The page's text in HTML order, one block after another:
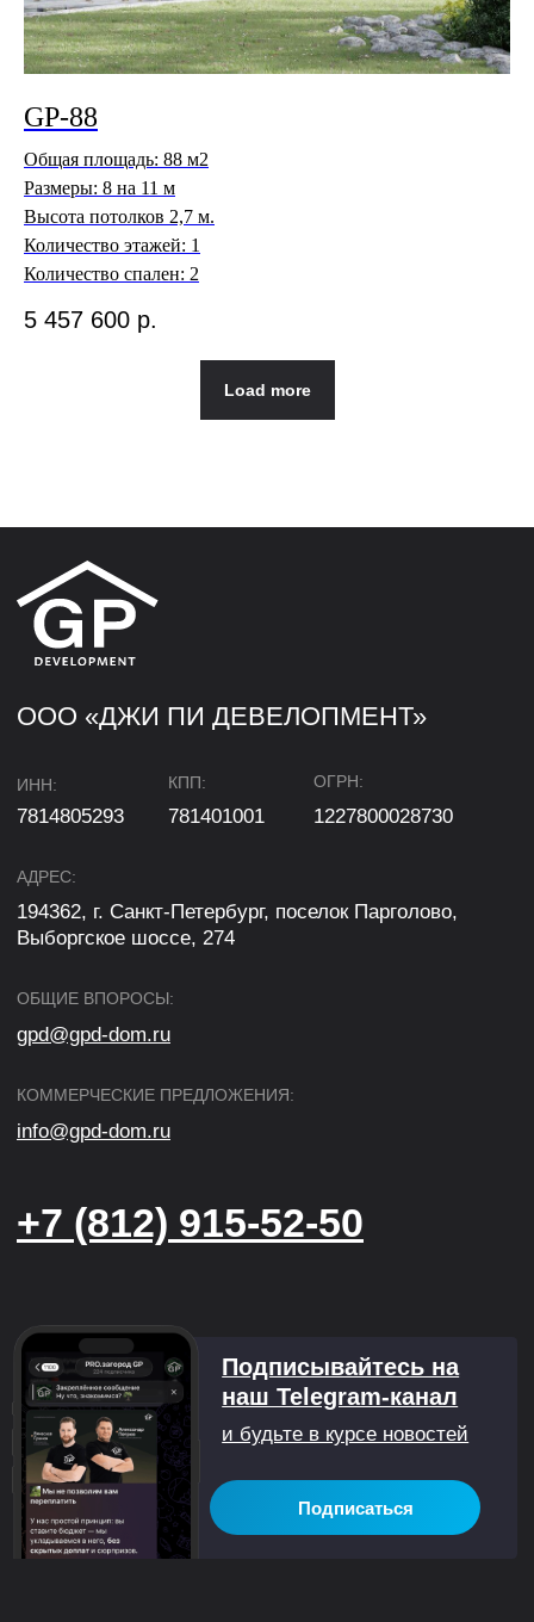
GP-88
Общая площадь: 88 м2
Размеры: 8 на 11 м
Высота потолков 2,7 м.
Количество этажей: 1
Количество спален: 2
5 457 600 р.
Load more